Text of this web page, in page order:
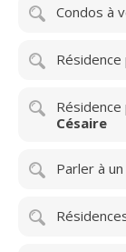
Condos à
Césaire
Parler à un